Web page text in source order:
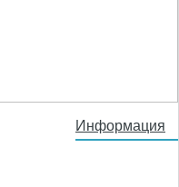
Информация